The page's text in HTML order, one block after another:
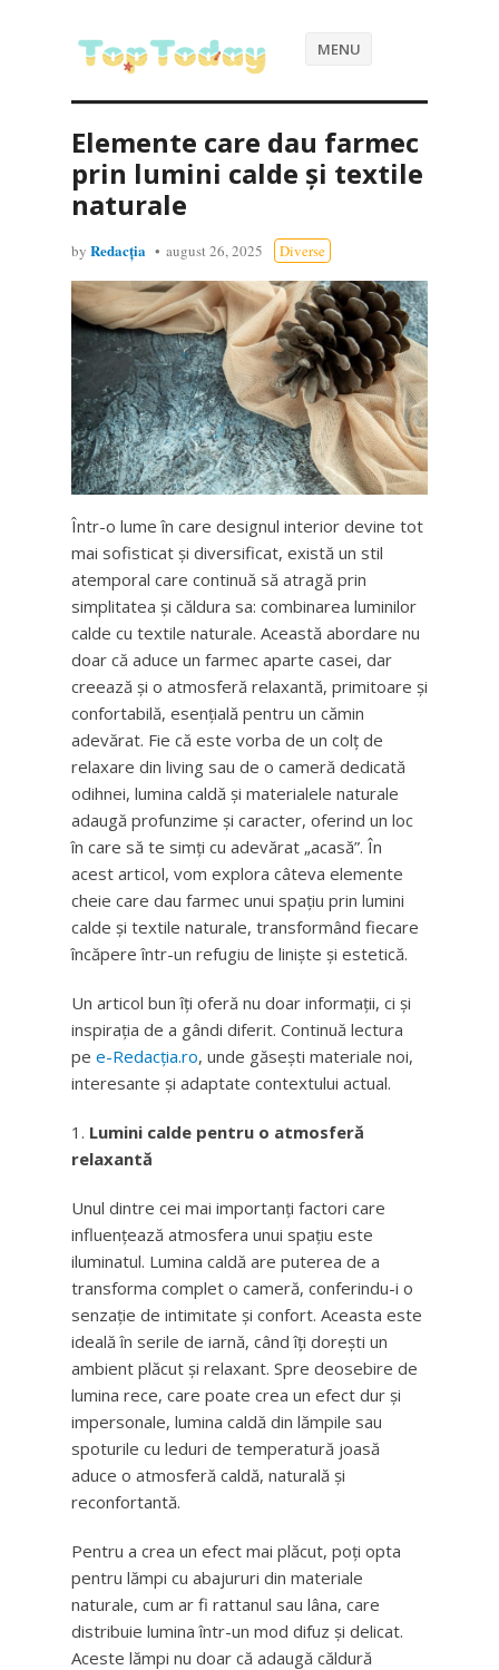
MENU
Elemente care dau farmec
prin lumini calde și textile
naturale
by Redacția august 26, 2025 Diverse
Într-o lume în care designul interior devine tot
mai sofisticat și diversificat, există un stil
atemporal care continuă să atragă prin
simplitatea și căldura sa: combinarea luminilor
calde cu textile naturale. Această abordare nu
doar că aduce un farmec aparte casei, dar
creează și o atmosferă relaxantă, primitoare și
confortabilă, esențială pentru un cămin
adevărat. Fie că este vorba de un colț de
relaxare din living sau de o cameră dedicată
odihnei, lumina caldă și materialele naturale
adaugă profunzime și caracter, oferind un loc
în care să te simți cu adevărat „acasă”. În
acest articol, vom explora câteva elemente
cheie care dau farmec unui spațiu prin lumini
calde și textile naturale, transformând fiecare
încăpere într-un refugiu de liniște și estetică.
Un articol bun îți oferă nu doar informații, ci și
inspirația de a gândi diferit. Continuă lectura
pe e-Redacția.ro, unde găsești materiale noi,
interesante și adaptate contextului actual.
Lumini calde pentru o atmosferă
relaxantă
Unul dintre cei mai importanți factori care
influențează atmosfera unui spațiu este
iluminatul. Lumina caldă are puterea de a
transforma complet o cameră, conferindu-i o
senzație de intimitate și confort. Aceasta este
ideală în serile de iarnă, când îți dorești un
ambient plăcut și relaxant. Spre deosebire de
lumina rece, care poate crea un efect dur și
impersonale, lumina caldă din lămpile sau
spoturile cu leduri de temperatură joasă
aduce o atmosferă caldă, naturală și
reconfortantă.
Pentru a crea un efect mai plăcut, poți opta
pentru lămpi cu abajururi din materiale
naturale, cum ar fi rattanul sau lâna, care
distribuie lumina într-un mod difuz și delicat.
Aceste lămpi nu doar că adaugă căldură